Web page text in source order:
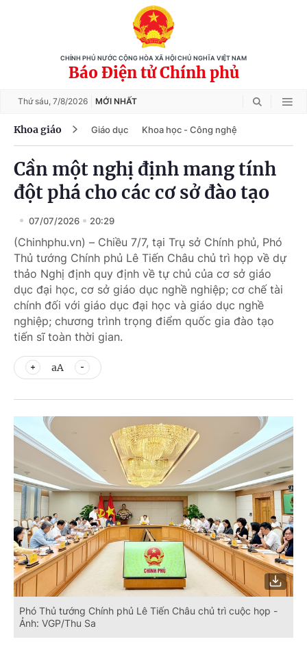
CHÍNH PHỦ NƯỚC CỘNG HÒA XÃ HỘI CHỦ NGHĨA VIỆT NAM
Báo Điện tử Chính phủ
Thứ sáu, 7/8/2026 MỚI NHẤT
Khoa giáo Giáo dục Khoa học - Công nghệ
Cần một nghị định mang tính
đột phá cho các cơ sở đào tạo
07/07/2026 20:29
(Chinhphu.vn) – Chiều 7/7, tại Trụ sở Chính phủ, Phó
Thủ tướng Chính phủ Lê Tiến Châu chủ trì họp về dự
thảo Nghị định quy định về tự chủ của cơ sở giáo
dục đại học, cơ sở giáo dục nghề nghiệp; cơ chế tài
chính đối với giáo dục đại học và giáo dục nghề
nghiệp; chương trình trọng điểm quốc gia đào tạo
tiến sĩ toàn thời gian.
aA
Phó Thủ tướng Chính phủ Lê Tiến Châu chủ trì cuộc họp -
Ảnh: VGP/Thu Sa